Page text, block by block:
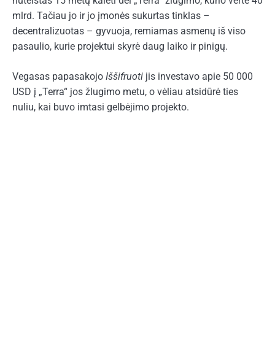
mlrd. Tačiau jo ir jo įmonės sukurtas tinklas –
decentralizuotas – gyvuoja, remiamas asmenų iš viso
pasaulio, kurie projektui skyrė daug laiko ir pinigų.
Vegasas papasakojo Iššifruoti jis investavo apie 50 000
USD į „Terra“ jos žlugimo metu, o vėliau atsidūrė ties
nuliu, kai buvo imtasi gelbėjimo projekto.